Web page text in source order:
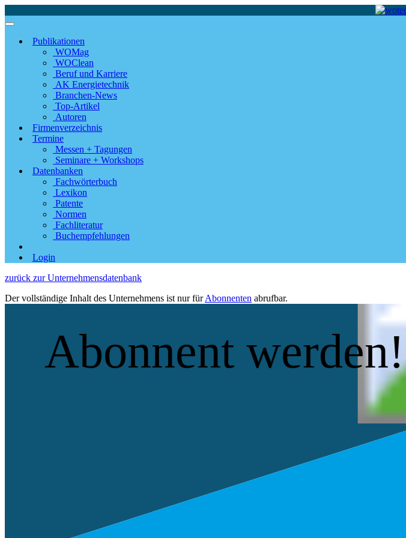
Publikationen
WOMag
WOClean
Beruf und Karriere
AK Energietechnik
Branchen-News
Top-Artikel
Autoren
Firmenverzeichnis
Termine
Messen + Tagungen
Seminare + Workshops
Datenbanken
Fachwörterbuch
Lexikon
Patente
Normen
Fachliteratur
Buchempfehlungen
Login
zurück zur Unternehmensdatenbank
Der vollständige Inhalt des Unternehmens ist nur fürAbonnenten abrufbar.
Abonnent werden!